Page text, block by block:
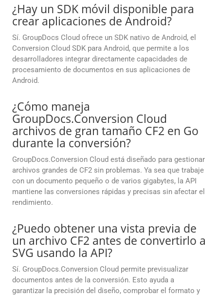
¿Hay un SDK móvil disponible para
crear aplicaciones de Android?
Sí. GroupDocs Cloud ofrece un SDK nativo de Android, el
Conversion Cloud SDK para Android, que permite a los
desarrolladores integrar directamente capacidades de
procesamiento de documentos en sus aplicaciones de
Android.
¿Cómo maneja
GroupDocs.Conversion Cloud
archivos de gran tamaño CF2 en Go
durante la conversión?
GroupDocs.Conversion Cloud está diseñado para gestionar
archivos grandes de CF2 sin problemas. Ya sea que trabaje
con un documento pequeño o de varios gigabytes, la API
mantiene las conversiones rápidas y precisas sin afectar el
rendimiento.
¿Puedo obtener una vista previa de
un archivo CF2 antes de convertirlo a
SVG usando la API?
Sí. GroupDocs.Conversion Cloud permite previsualizar
documentos antes de la conversión. Esto ayuda a
garantizar la precisión del diseño, comprobar el formato y